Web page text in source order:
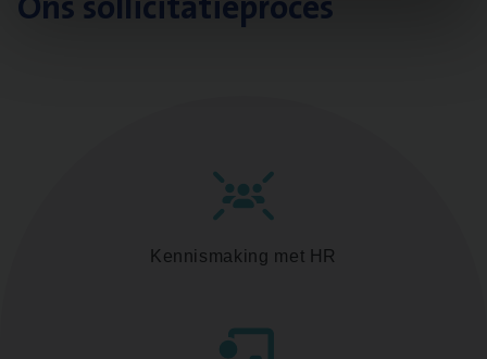
Kennismaking met HR